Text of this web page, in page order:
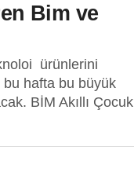
Bim ve
ürünlerini
bu hafta bu büyük
BİM Akıllı Çocuk